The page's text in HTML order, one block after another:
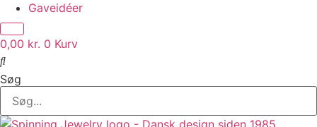
Gaveidéer
0,00 kr. 0 Kurv
Søg